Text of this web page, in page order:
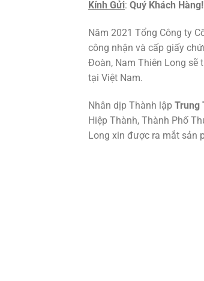
Kính Gửi: Quý Khách Hàng!
Năm 2021 Tổng Công ty
công nhận và cấp giấy
Đoàn, Nam Thiên Long sẽ
tại Việt Nam.
Nhân dịp Thành lập Trung
Hiệp Thành, Thành Phố
Long xin được ra mắt sản